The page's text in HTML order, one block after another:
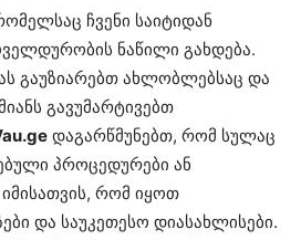
ჩვენი საიტიდან
ნაწილი გახდება.
გაუზიარებთ ახლობლებსაც და
გავუმარტივებთ
დაგარწმუნებთ, რომ სულაც
პროცედურები ან
რომ იყოთ
და საუკეთესო დიასახლისები.